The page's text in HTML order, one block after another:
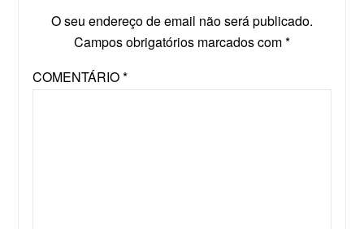
O seu endereço de email não será publicado.
Campos obrigatórios marcados com*
COMENTÁRIO*